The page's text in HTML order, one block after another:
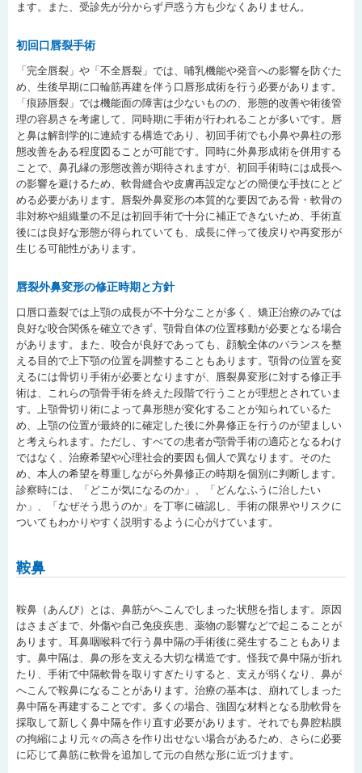
ます。また、受診先が分からず戸惑う方も少なくありません。
初回口唇裂手術
「完全唇裂」や「不全唇裂」では、哺乳機能や発音への影響を防ぐた
め、生後早期に口輪筋再建を伴う口唇形成術を行う必要があります。
「痕跡唇裂」では機能面の障害は少ないものの、形態的改善や術後管
理の容易さを考慮して、同時期に手術が行われることが多いです。唇
と鼻は解剖学的に連続する構造であり、初回手術でも小鼻や鼻柱の形
態改善をある程度図ることが可能です。同時に外鼻形成術を併用する
ことで、鼻孔縁の形態改善が期待されますが、初回手術時には成長へ
の影響を避けるため、軟骨縫合や皮膚再設定などの簡便な手技にとど
める必要があります。唇裂外鼻変形の本質的な要因である骨・軟骨の
非対称や組織量の不足は初回手術で十分に補正できないため、手術直
後には良好な形態が得られていても、成長に伴って後戻りや再変形が
生じる可能性があります。
唇裂外鼻変形の修正時期と方針
口唇口蓋裂では上顎の成長が不十分なことが多く、矯正治療のみでは
良好な咬合関係を確立できず、顎骨自体の位置移動が必要となる場合
があります。また、咬合が良好であっても、顔貌全体のバランスを整
える目的で上下顎の位置を調整することもあります。顎骨の位置を変
えるには骨切り手術が必要となりますが、唇裂鼻変形に対する修正手
術は、これらの顎骨手術を終えた段階で行うことが理想とされていま
す。上顎骨切り術によって鼻形態が変化することが知られているた
め、上顎の位置が最終的に確定した後に外鼻修正を行うのが望ましい
と考えられます。ただし、すべての患者が顎骨手術の適応となるわけ
ではなく、治療希望や心理社会的要因も個人で異なります。そのた
め、本人の希望を尊重しながら外鼻修正の時期を個別に判断します。
診察時には、「どこが気になるのか」、「どんなふうに治したい
か」、「なぜそう思うのか」を丁寧に確認し、手術の限界やリスクに
ついてもわかりやすく説明するように心がけています。
鞍鼻
鞍鼻（あんび）とは、鼻筋がへこんでしまった状態を指します。原因
はさまざまで、外傷や自己免疫疾患、薬物の影響などで起こることが
あります。耳鼻咽喉科で行う鼻中隔の手術後に発生することもありま
す。鼻中隔は、鼻の形を支える大切な構造です。怪我で鼻中隔が折れ
たり、手術で中隔軟骨を取りすぎたりすると、支えが弱くなり、鼻が
へこんで鞍鼻になることがあります。治療の基本は、崩れてしまった
鼻中隔を再建することです。多くの場合、強固な材料となる肋軟骨を
採取して新しく鼻中隔を作り直す必要があります。それでも鼻腔粘膜
の拘縮により元々の高さを作り出せない場合があるため、さらに必要
に応じて鼻筋に軟骨を追加して元の自然な形に近づけます。